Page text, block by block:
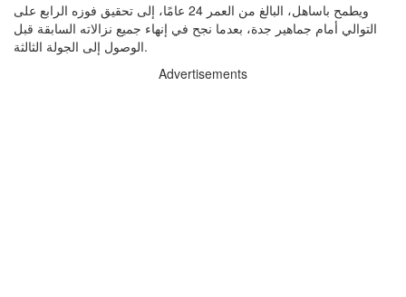
ويطمح باساهل، البالغ من العمر 24 عامًا، إلى تحقيق فوزه الرابع على
التوالي أمام جماهير جدة، بعدما نجح في إنهاء جميع نزالاته السابقة قبل
الوصول إلى الجولة الثالثة.
Advertisements